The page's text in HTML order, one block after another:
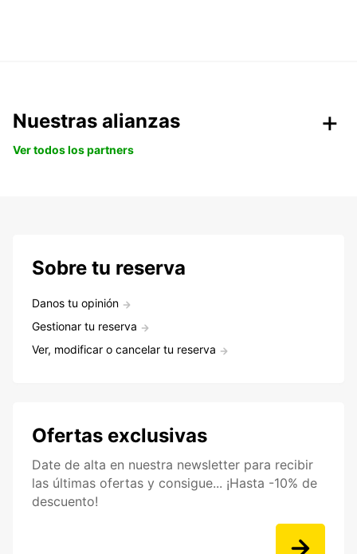
Nuestras alianzas
Ver todos los partners
Sobre tu reserva
Danos tu opinión
Gestionar tu reserva
Ver, modificar o cancelar tu reserva
Ofertas exclusivas
Date de alta en nuestra newsletter para recibir
las últimas ofertas y consigue... ¡Hasta -10% de
descuento!